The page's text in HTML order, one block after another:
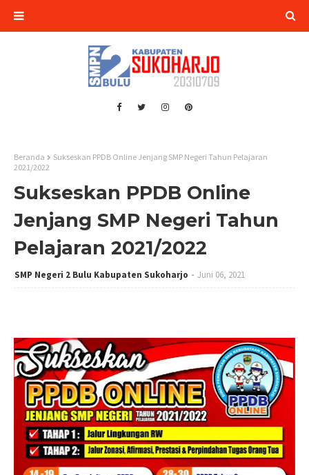
Beranda
Sukseskan PPDB Online Jenjang SMP Negeri Tahun Pelajaran
2021/2022
Sukseskan PPDB Online
Jenjang SMP Negeri Tahun
Pelajaran 2021/2022
SMP Negeri 2 Bulu Kabupaten Sukoharjo Juni 06, 2021